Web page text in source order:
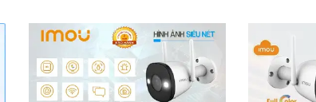
lượng cao trong mọi điều kiện ánh
sáng
năng quan